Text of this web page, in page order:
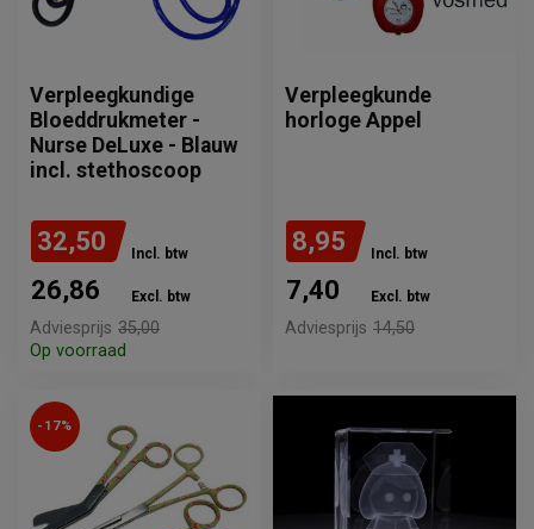
Verpleegkundige
Bloeddrukmeter -
Nurse DeLuxe - Blauw
incl. stethoscoop
32,50 Incl. btw
26,86 Excl. btw
Adviesprijs 35,00
Op voorraad
Verpleegkunde
horloge Appel
8,95 Incl. btw
7,40 Excl. btw
Adviesprijs 14,50
-17%